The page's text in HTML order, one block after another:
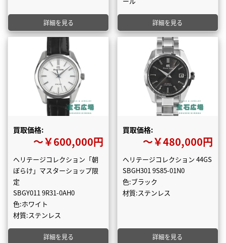
詳細を見る 詳細を見る
買取価格:
〜￥600,000円
ヘリテージコレクション「朝
ぼらけ」マスターショップ限
定
SBGY011 9R31-0AH0
色:ホワイト
材質:ステンレス
詳細を見る
買取価格:
〜￥480,000円
ヘリテージコレクション 44GS
SBGH301 9S85-01N0
色:ブラック
材質:ステンレス
詳細を見る